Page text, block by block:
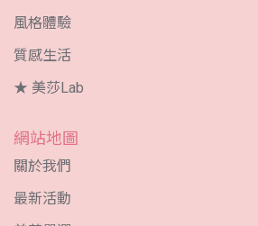
風格體驗
質感生活
★ 美莎Lab
網站地圖
關於我們
最新活動